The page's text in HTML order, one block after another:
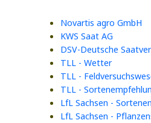
Novartis agro GmbH
KWS Saat AG
DSV-Deutsche
TLL - Wetter
TLL -
TLL -
LfL Sachsen -
LfL Sachsen -